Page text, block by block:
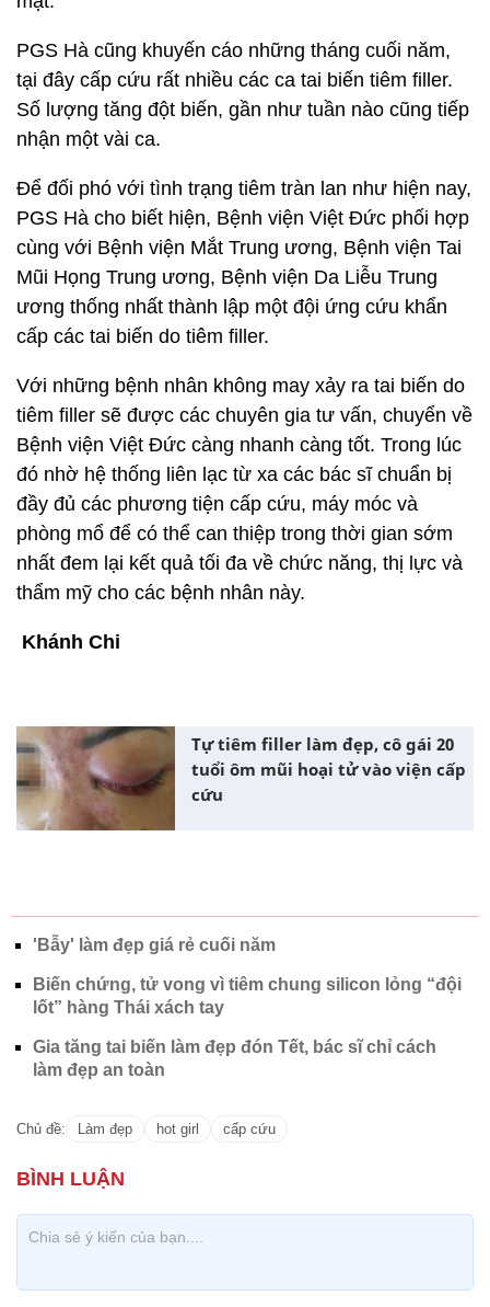
PGS Hà cũng khuyến cáo những tháng cuối năm,
tại đây cấp cứu rất nhiều các ca tai biến tiêm filler.
Số lượng tăng đột biến, gần như tuần nào cũng tiếp
nhận một vài ca.
Để đối phó với tình trạng tiêm tràn lan như hiện nay,
PGS Hà cho biết hiện, Bệnh viện Việt Đức phối hợp
cùng với Bệnh viện Mắt Trung ương, Bệnh viện Tai
Mũi Họng Trung ương, Bệnh viện Da Liễu Trung
ương thống nhất thành lập một đội ứng cứu khẩn
cấp các tai biến do tiêm filler.
Với những bệnh nhân không may xảy ra tai biến do
tiêm filler sẽ được các chuyên gia tư vấn, chuyển về
Bệnh viện Việt Đức càng nhanh càng tốt. Trong lúc
đó nhờ hệ thống liên lạc từ xa các bác sĩ chuẩn bị
đầy đủ các phương tiện cấp cứu, máy móc và
phòng mổ để có thể can thiệp trong thời gian sớm
nhất đem lại kết quả tối đa về chức năng, thị lực và
thẩm mỹ cho các bệnh nhân này.
Khánh Chi
Tự tiêm filler làm đẹp, cô gái 20
tuổi ôm mũi hoại tử vào viện cấp
cứu
'Bẫy' làm đẹp giá rẻ cuối năm
Biến chứng, tử vong vì tiêm chung silicon lỏng “đội
lốt” hàng Thái xách tay
Gia tăng tai biến làm đẹp đón Tết, bác sĩ chỉ cách
làm đẹp an toàn
Chủ đề: Làm đẹp hot girl cấp cứu